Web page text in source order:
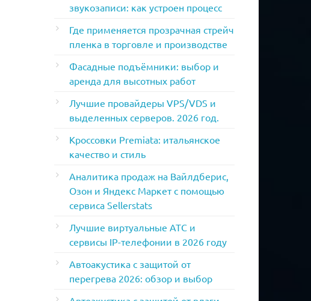
звукозаписи: как устроен процесс
Где применяется прозрачная стрейч
пленка в торговле и производстве
Фасадные подъёмники: выбор и
аренда для высотных работ
Лучшие провайдеры VPS/VDS и
выделенных серверов. 2026 год.
Кроссовки Premiata: итальянское
качество и стиль
Аналитика продаж на Вайлдберис,
Озон и Яндекс Маркет с помощью
сервиса Sellerstats
Лучшие виртуальные АТС и
сервисы IP-телефонии в 2026 году
Автоакустика с защитой от
перегрева 2026: обзор и выбор